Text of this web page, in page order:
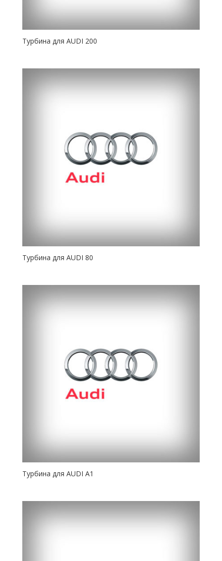
Турбина для AUDI 200
Турбина для AUDI 80
Турбина для AUDI A1